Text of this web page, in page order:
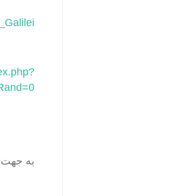
به جهت